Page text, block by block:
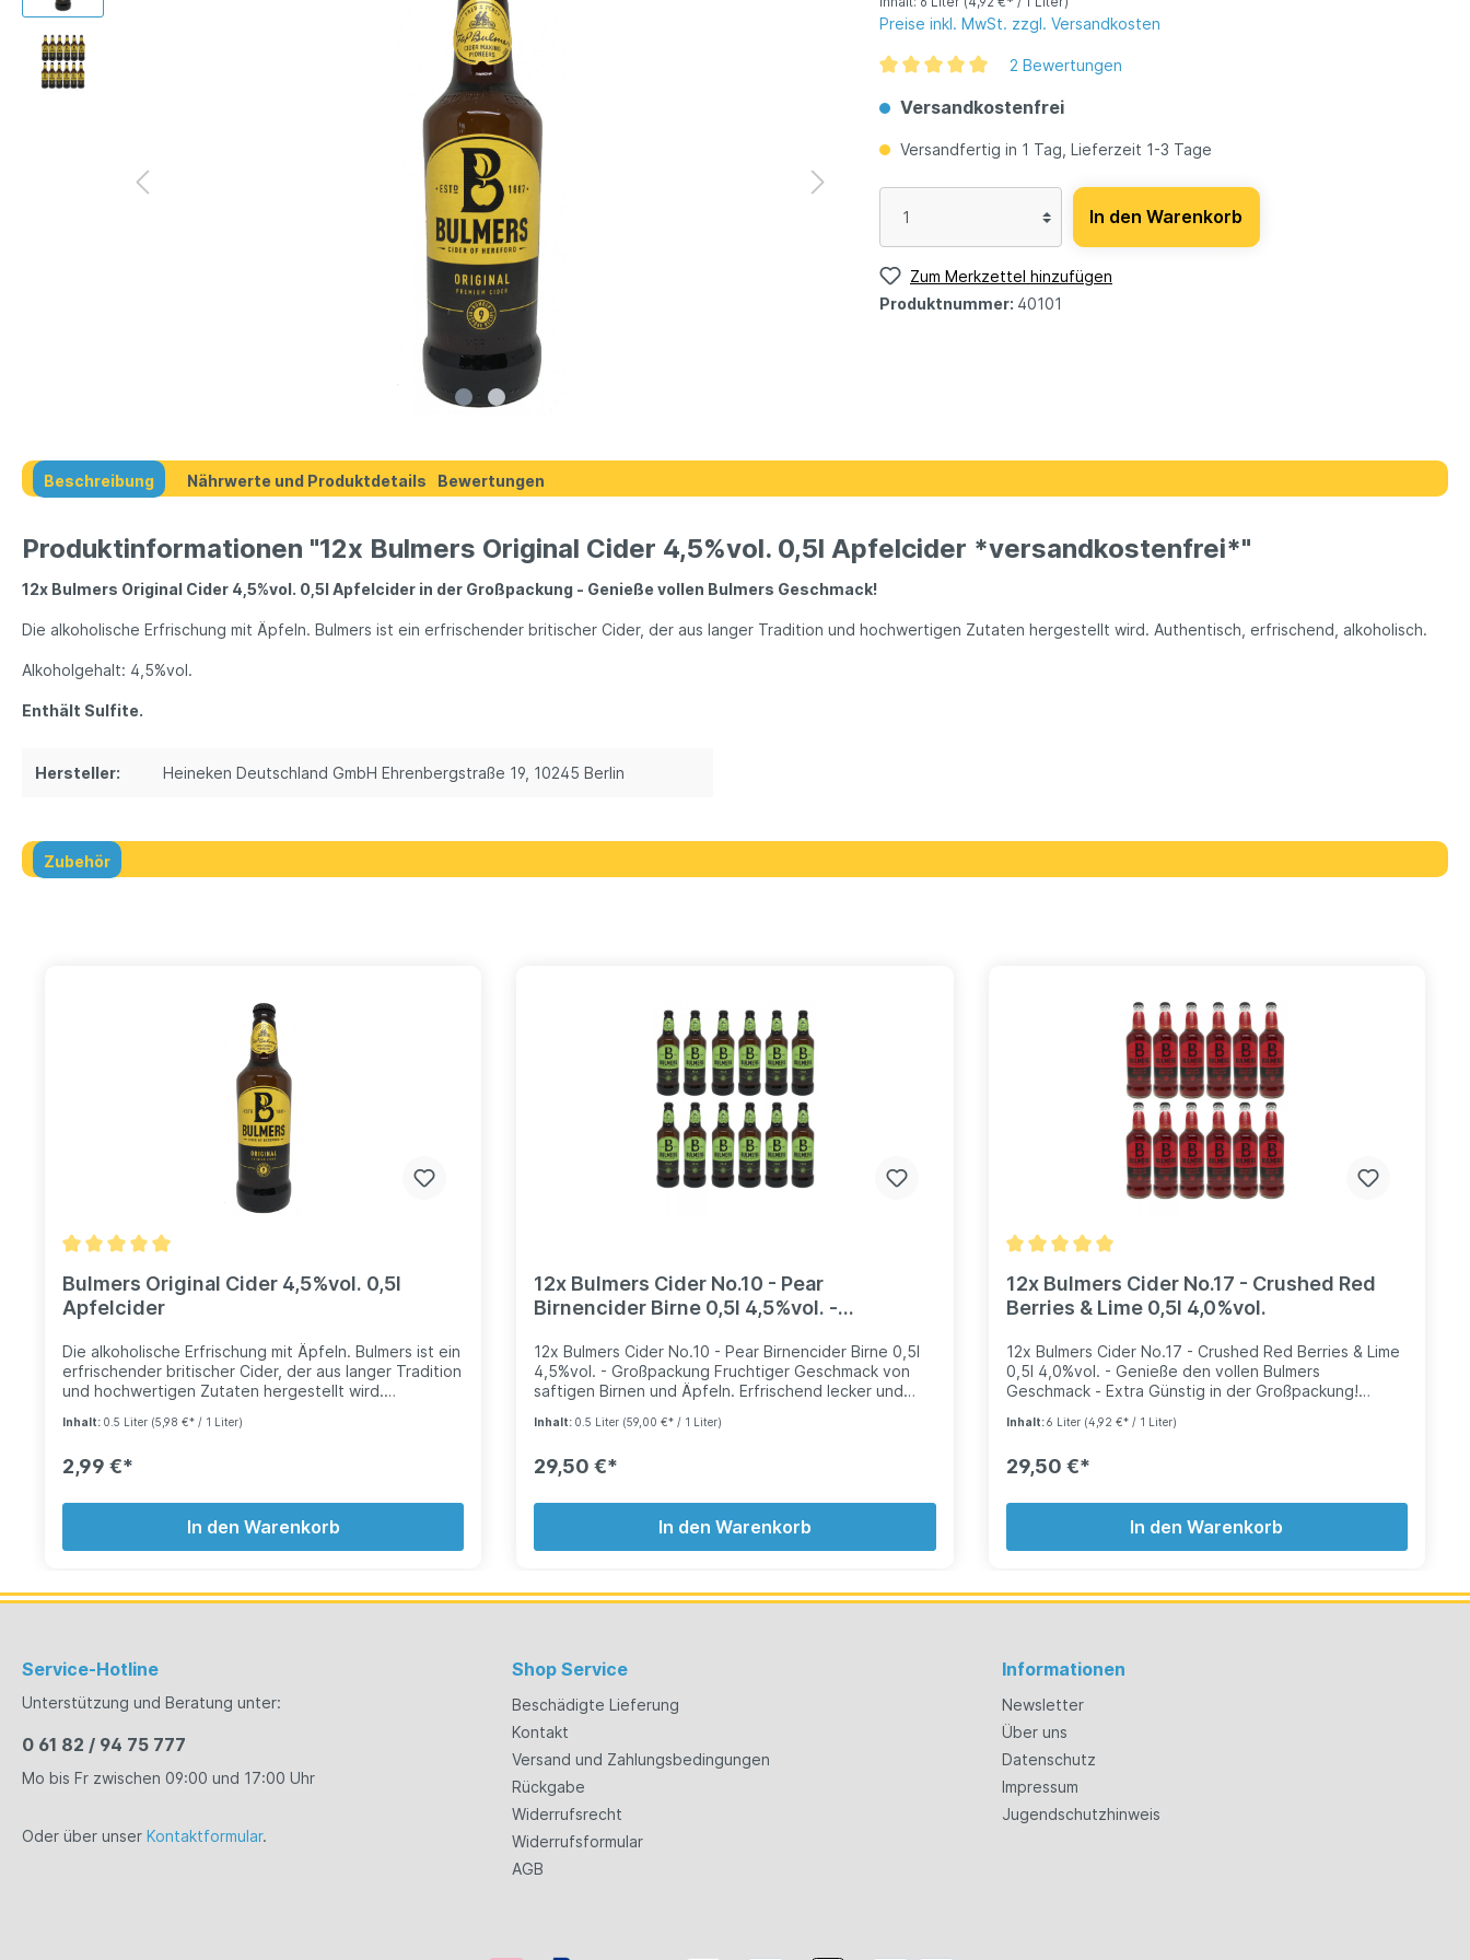
Preise inkl. MwSt. zzgl. Versandkosten
2 Bewertungen
Versandkostenfrei
Versandfertig in 1 Tag, Lieferzeit 1-3 Tage
In den Warenkorb
Zum Merkzettel hinzufügen
Produktnummer: 40101
Beschreibung Nährwerte und Produktdetails Bewertungen
Produktinformationen "12x Bulmers Original Cider 4,5%vol. 0,5l Apfelcider *versandkostenfrei*"
12x Bulmers Original Cider 4,5%vol. 0,5l Apfelcider in der Großpackung - Genieße vollen Bulmers Geschmack!
Die alkoholische Erfrischung mit Äpfeln. Bulmers ist ein erfrischender britischer Cider, der aus langer Tradition und hochwertigen Zutaten hergestellt wird. Authentisch, erfrischend, alkoholisch.
Alkoholgehalt: 4,5%vol.
Enthält Sulfite.
Hersteller: Heineken Deutschland GmbH Ehrenbergstraße 19, 10245 Berlin
Zubehör
Bulmers Original Cider 4,5%vol. 0,5l
Apfelcider
Die alkoholische Erfrischung mit Äpfeln. Bulmers ist ein
erfrischender britischer Cider, der aus langer Tradition
und hochwertigen Zutaten hergestellt wird.
4,5%vol. Enthält Sulfite.
Inhalt: 0.5 Liter (5,98 €* / 1 Liter)
2,99 €*
In den Warenkorb
12x Bulmers Cider No.10 - Pear
Birnencider Birne 0,5l 4,5%vol. -
12x Bulmers Cider No.10 - Pear Birnencider Birne 0,5l
4,5%vol. - Großpackung Fruchtiger Geschmack von
saftigen Birnen und Äpfeln. Erfrischend lecker und
Inhalt: 0.5 Liter (59,00 €* / 1 Liter)
29,50 €*
In den Warenkorb
12x Bulmers Cider No.17 - Crushed Red
Berries & Lime 0,5l 4,0%vol.
12x Bulmers Cider No.17 - Crushed Red Berries & Lime
0,5l 4,0%vol. - Genieße den vollen Bulmers
Geschmack - Extra Günstig in der Großpackung!
Erdbeer und schwarze Johannisbeere. Fruchtig,
Sulfite.
Inhalt:6 Liter (4,92 €* / 1 Liter)
29,50 €*
In den Warenkorb
Service-Hotline
Unterstützung und Beratung unter:
0 61 82 / 94 75 777
Mo bis Fr zwischen 09:00 und 17:00 Uhr
Oder über unser Kontaktformular.
Shop Service
Beschädigte Lieferung
Kontakt
Versand und Zahlungsbedingungen
Rückgabe
Widerrufsrecht
Widerrufsformular
AGB
Informationen
Newsletter
Über uns
Datenschutz
Impressum
Jugendschutzhinweis